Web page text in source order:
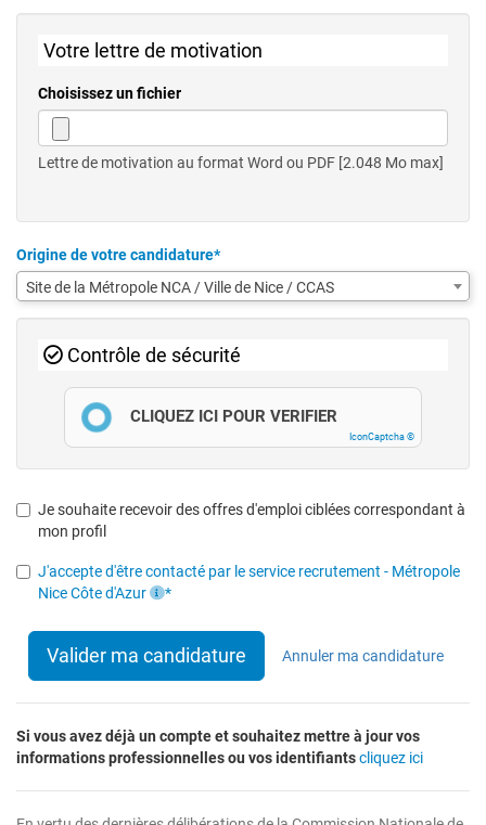
Votre lettre de motivation
Choisissez un fichier
Lettre de motivation au format Word ou PDF [2.048 Mo max]
Origine de votre candidature*
Site de la Métropole NCA / Ville de Nice / CCAS
Contrôle de sécurité
IconCaptcha ©
CLIQUEZ ICI POUR VÉRIFIER
Je souhaite recevoir des offres d'emploi ciblées correspondant à
mon profil
J'accepte d'être contacté par le service recrutement - Métropole
Nice Côte d'Azur
*
Valider ma candidature Annuler ma candidature
Si vous avez déjà un compte et souhaitez mettre à jour vos
informations professionnelles ou vos identifiantscliquez ici